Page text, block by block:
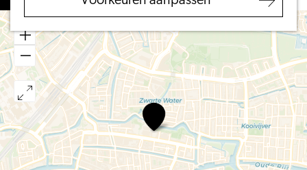
Regio Leiden
Ambachtsplein